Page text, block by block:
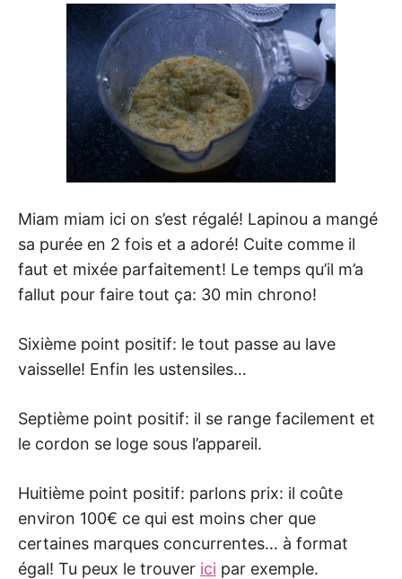
Miam miam ici on s’est régalé! Lapinou a mangé
sa purée en 2 fois et a adoré! Cuite comme il
faut et mixée parfaitement! Le temps qu’il m’a
fallut pour faire tout ça: 30 min chrono!
Sixième point positif: le tout passe au lave
vaisselle! Enfin les ustensiles…
Septième point positif: il se range facilement et
le cordon se loge sous l’appareil.
Huitième point positif: parlons prix: il coûte
environ 100€ ce qui est moins cher que
certaines marques concurrentes… à format
égal! Tu peux le trouver ici par exemple.